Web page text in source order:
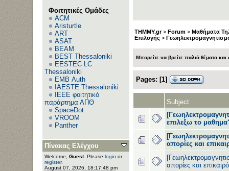
Φοιτητικές Ομάδες
ACM
Aristurtle
ART
ASAT
BEAM
BEST Thessaloniki
EESTEC LC
Thessaloniki
EΜΒ Auth
IAESTE Thessaloniki
IEEE φοιτητικό
παράρτημα ΑΠΘ
SpaceDot
VROOM
Panther
Πίνακας Ελέγχου
Welcome, Guest. Please login or
register.
August 07, 2026, 18:17:48 pm
THMMY.gr> Forum > Μαθήματα
Επιλογής >
Μπορείτε να βρείτε παλιά θέματα
Pages: [1]
Subject
επιλεξω το
απορίες και
απορίες και